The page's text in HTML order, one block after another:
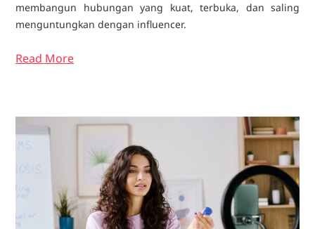
membangun hubungan yang kuat, terbuka, dan saling
menguntungkan dengan influencer.
Read More